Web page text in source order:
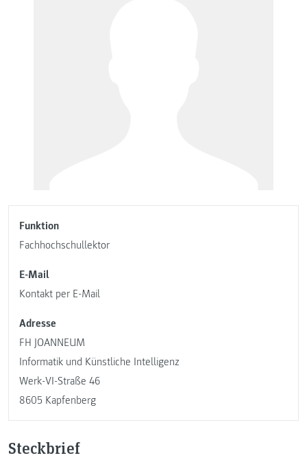
Funktion
Fachhochschullektor
E-Mail
Kontakt per E-Mail
Adresse
FH JOANNEUM
Informatik und Künstliche Intelligenz
Werk-VI-Straße 46
8605 Kapfenberg
Steckbrief